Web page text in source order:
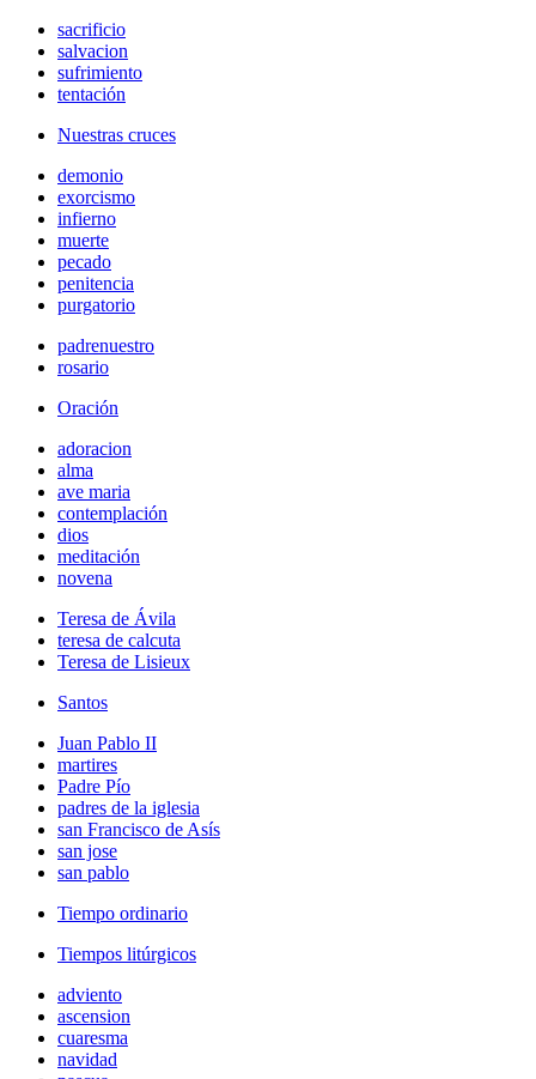
sacrificio
salvacion
sufrimiento
tentación
Nuestras cruces
demonio
exorcismo
infierno
muerte
pecado
penitencia
purgatorio
padrenuestro
rosario
Oración
adoracion
alma
ave maria
contemplación
dios
meditación
novena
Teresa de Ávila
teresa de calcuta
Teresa de Lisieux
Santos
Juan Pablo II
martires
Padre Pío
padres de la iglesia
san Francisco de Asís
san jose
san pablo
Tiempo ordinario
Tiempos litúrgicos
adviento
ascension
cuaresma
navidad